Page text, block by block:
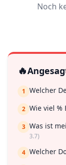
Noch
🔥
1 Welcher
2 Wie viel %
3 Was ist
3.7)
4 Welcher